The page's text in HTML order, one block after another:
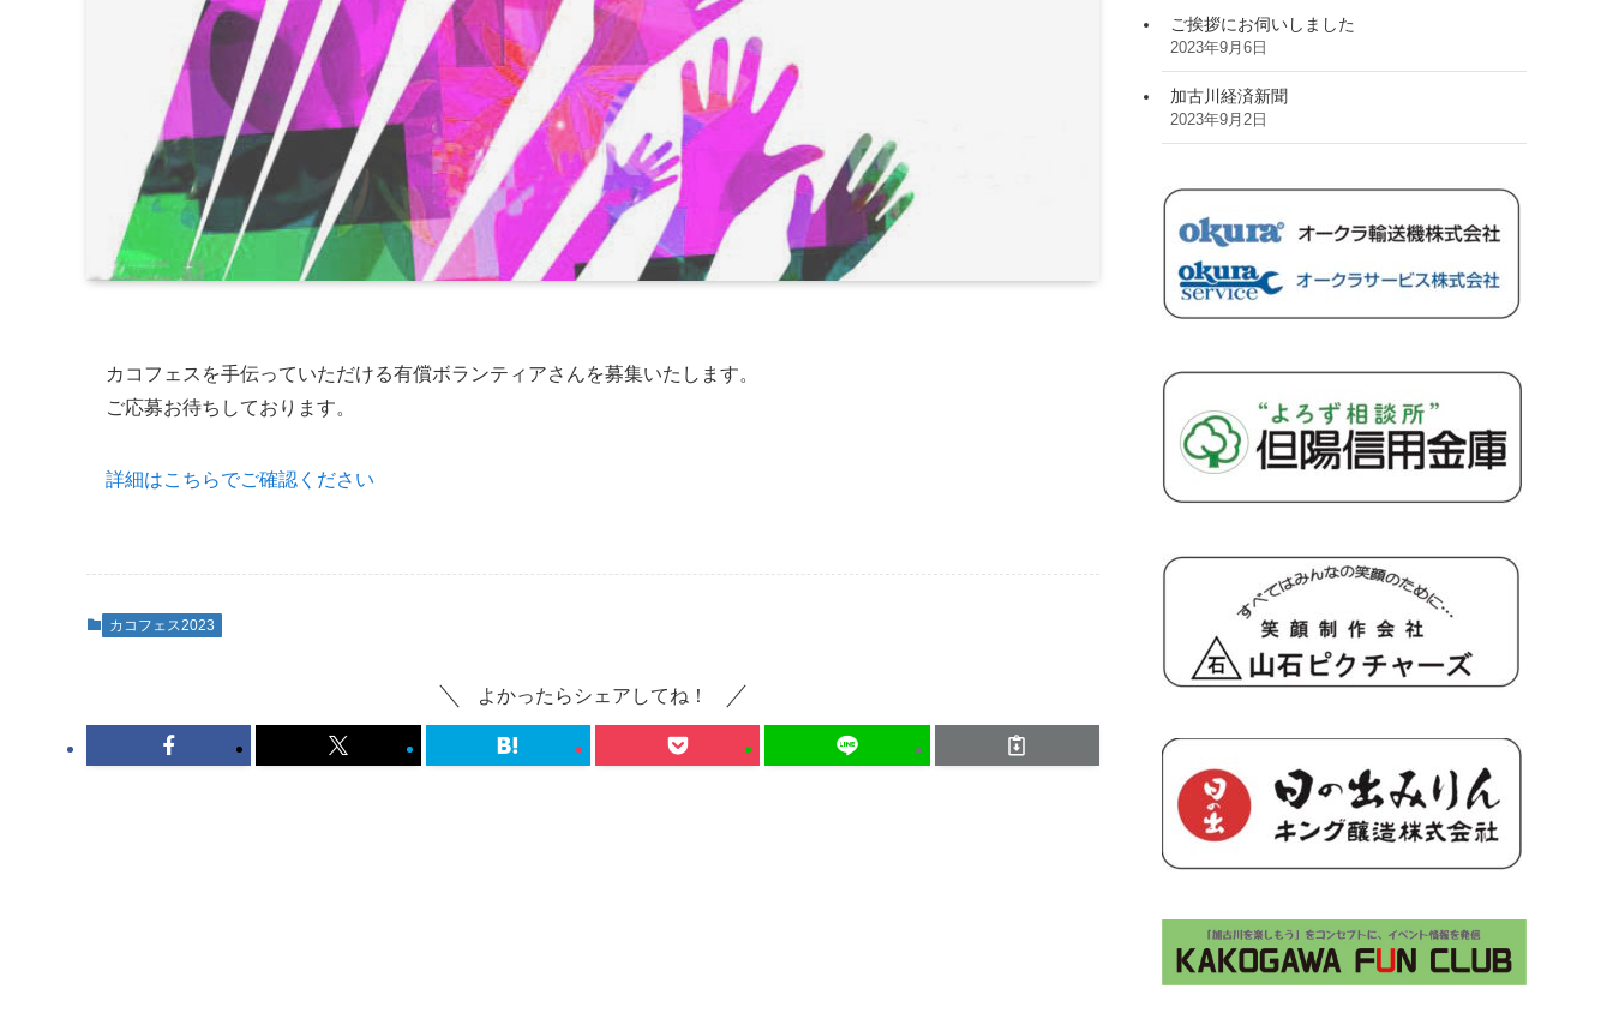
カコフェスを手伝っていただける有償ボランティアさんを募集いたします。
ご応募お待ちしております。
詳細はこちらでご確認ください
カコフェス2023
よかったらシェアしてね！
ご挨拶にお伺いしました
2023年9月6日
加古川経済新聞
2023年9月2日